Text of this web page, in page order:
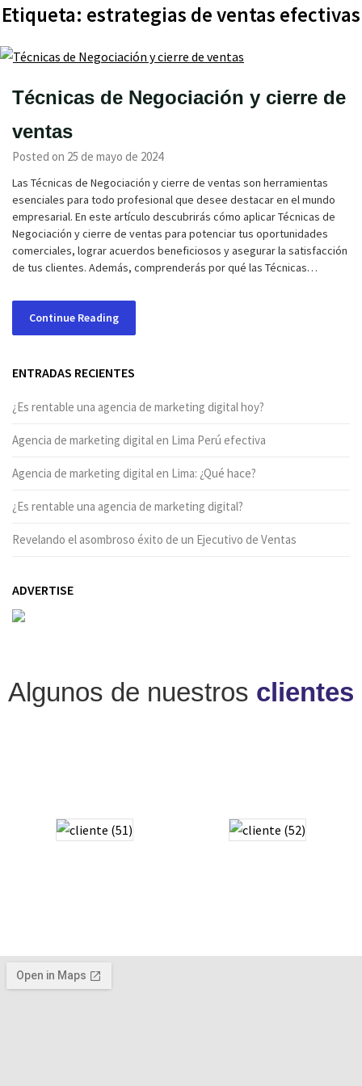
Etiqueta: estrategias de ventas efectivas
Técnicas de Negociación y cierre de
ventas
Posted on 25 de mayo de 2024
Las Técnicas de Negociación y cierre de ventas son herramientas
esenciales para todo profesional que desee destacar en el mundo
empresarial. En este artículo descubrirás cómo aplicar Técnicas de
Negociación y cierre de ventas para potenciar tus oportunidades
comerciales, lograr acuerdos beneficiosos y asegurar la satisfacción
de tus clientes. Además, comprenderás por qué las Técnicas…
Continue Reading
ENTRADAS RECIENTES
¿Es rentable una agencia de marketing digital hoy?
Agencia de marketing digital en Lima Perú efectiva
Agencia de marketing digital en Lima: ¿Qué hace?
¿Es rentable una agencia de marketing digital?
Revelando el asombroso éxito de un Ejecutivo de Ventas
ADVERTISE
Algunos de nuestros clientes